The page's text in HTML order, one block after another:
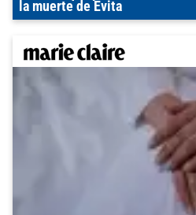
la muerte de Evita